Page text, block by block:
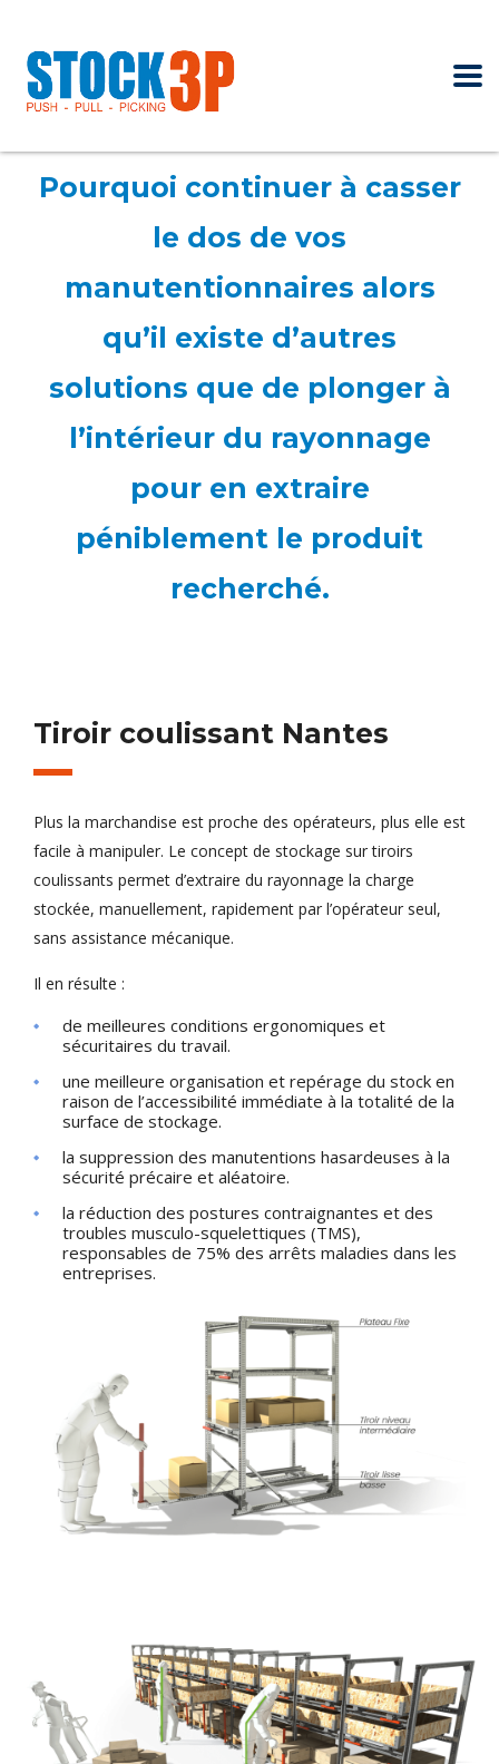
Pourquoi continuer à casser
le dos de vos
manutentionnaires alors
qu’il existe d’autres
solutions que de plonger à
l’intérieur du rayonnage
pour en extraire
péniblement le produit
recherché.
Tiroir coulissant Nantes
Plus la marchandise est proche des opérateurs, plus elle est
facile à manipuler. Le concept de stockage sur tiroirs
coulissants permet d’extraire du rayonnage la charge
stockée, manuellement, rapidement par l’opérateur seul,
sans assistance mécanique.
Il en résulte :
de meilleures conditions ergonomiques et
sécuritaires du travail.
une meilleure organisation et repérage du stock en
raison de l’accessibilité immédiate à la totalité de la
surface de stockage.
la suppression des manutentions hasardeuses à la
sécurité précaire et aléatoire.
la réduction des postures contraignantes et des
troubles musculo-squelettiques (TMS),
responsables de 75% des arrêts maladies dans les
entreprises.